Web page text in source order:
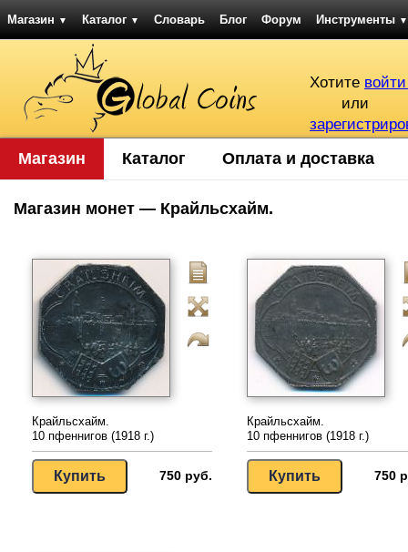
Магазин ▼ Каталог ▼ Словарь Блог Форум Инструменты ▼
Хотите
или
Магазин Каталог Оплата и доставка
Магазин монет — Крайльсхайм.
Крайльсхайм.
10 пфеннигов (1918 г.)
750 руб.
Крайльсхайм.
10 пфеннигов (1918 г.)
750